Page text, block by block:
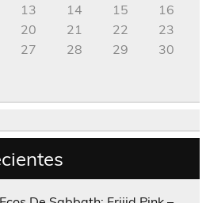
13 14 15
16
20 21 22
23
27 28 29
30